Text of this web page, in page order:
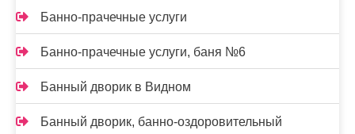
Банно-прачечные услуги
Банно-прачечные услуги, баня №6
Банный дворик в Видном
Банный дворик, банно-оздоровительный